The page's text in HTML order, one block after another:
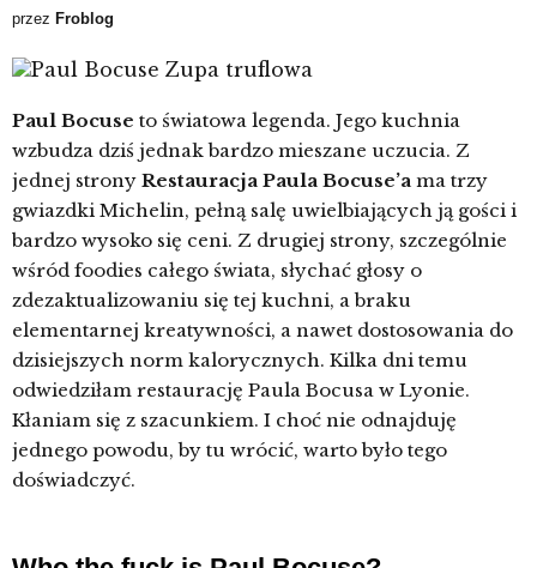
przez Froblog
Paul Bocuse to światowa legenda. Jego kuchnia
wzbudza dziś jednak bardzo mieszane uczucia. Z
jednej strony Restauracja Paula Bocuse’a ma trzy
gwiazdki Michelin, pełną salę uwielbiających ją gości i
bardzo wysoko się ceni. Z drugiej strony, szczególnie
wśród foodies całego świata, słychać głosy o
zdezaktualizowaniu się tej kuchni, a braku
elementarnej kreatywności, a nawet dostosowania do
dzisiejszych norm kalorycznych. Kilka dni temu
odwiedziłam restaurację Paula Bocusa w Lyonie.
Kłaniam się z szacunkiem. I choć nie odnajduję
jednego powodu, by tu wrócić, warto było tego
doświadczyć.